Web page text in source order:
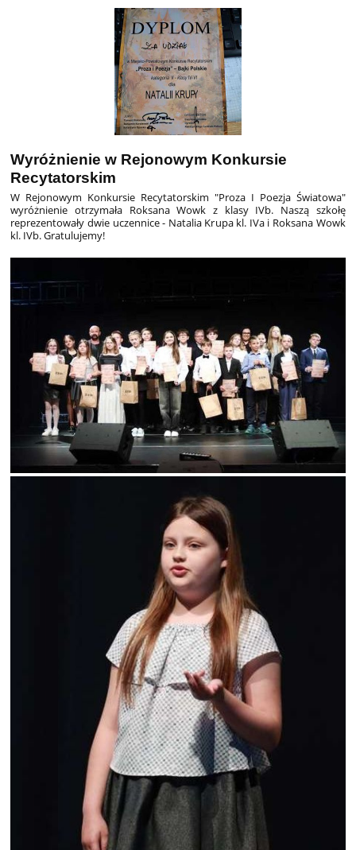
Wyróżnienie w Rejonowym Konkursie
Recytatorskim
W Rejonowym Konkursie Recytatorskim "Proza I Poezja Światowa"
wyróżnienie otrzymała Roksana Wowk z klasy IVb. Naszą szkołę
reprezentowały dwie uczennice - Natalia Krupa kl. IVa i Roksana Wowk
kl. IVb. Gratulujemy!